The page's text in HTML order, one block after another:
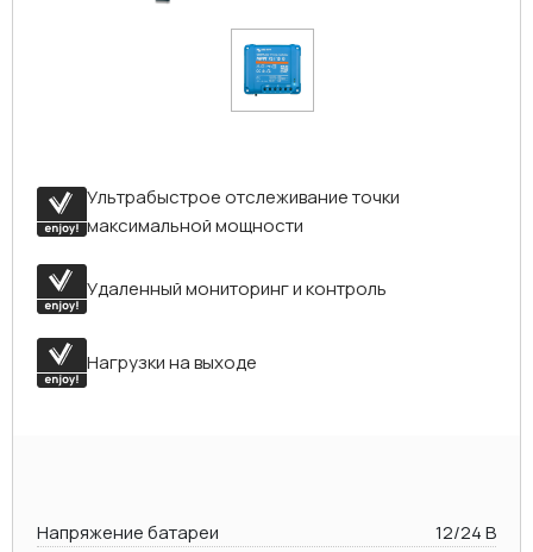
Ультрабыстрое отслеживание точки
максимальной мощности
Удаленный мониторинг и контроль
Нагрузки на выходе
Напряжение батареи
12/24 В